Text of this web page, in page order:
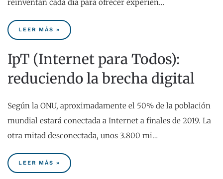
reinventan cada día para ofrecer experien…
LEER MÁS »
IpT (Internet para Todos):
reduciendo la brecha digital
Según la ONU, aproximadamente el 50% de la población
mundial estará conectada a Internet a finales de 2019. La
otra mitad desconectada, unos 3.800 mi…
LEER MÁS »